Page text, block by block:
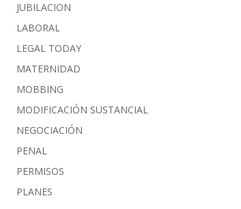
JUBILACION
LABORAL
LEGAL TODAY
MATERNIDAD
MOBBING
MODIFICACIÓN SUSTANCIAL
NEGOCIACIÓN
PENAL
PERMISOS
PLANES